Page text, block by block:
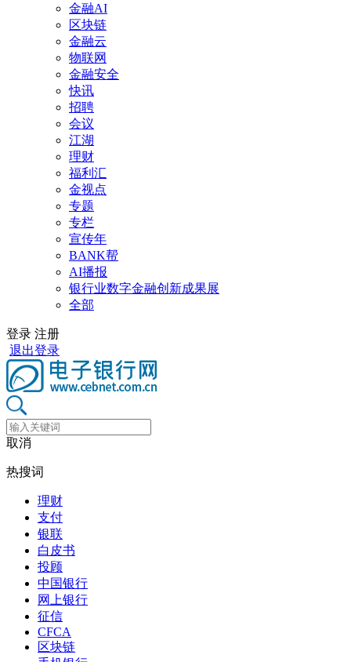
金融AI
区块链
金融云
物联网
金融安全
快讯
招聘
会议
江湖
理财
福利汇
金视点
专题
专栏
宣传年
BANK帮
AI播报
银行业数字金融创新成果展
全部
登录 注册
退出登录
取消
热搜词
理财
支付
银联
白皮书
投顾
中国银行
网上银行
征信
CFCA
区块链